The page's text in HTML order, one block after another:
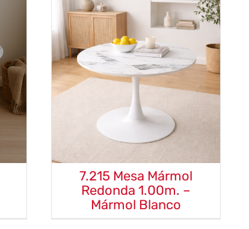
7.215 Mesa Mármol
Redonda 1.00m. –
Mármol Blanco